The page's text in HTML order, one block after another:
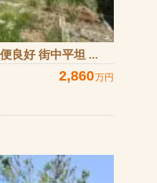
良好 街中平坦 ...
2,860万円